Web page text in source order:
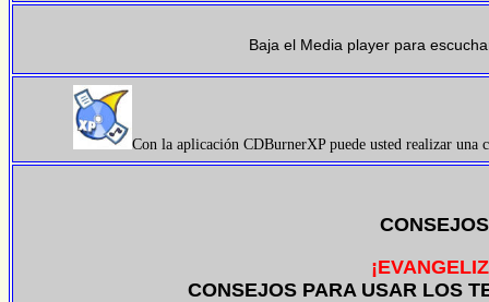
Baja el Media player para
Con la aplicación CDBurnerXP puede usted realizar una
CONSEJOS PARA USAR LOS